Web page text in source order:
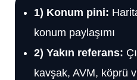
1) Konum pini:
konum paylaşımı
2) Yakın referans:
kavşak, AVM, köprü